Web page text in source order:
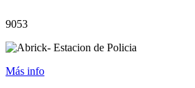
9053
Más info